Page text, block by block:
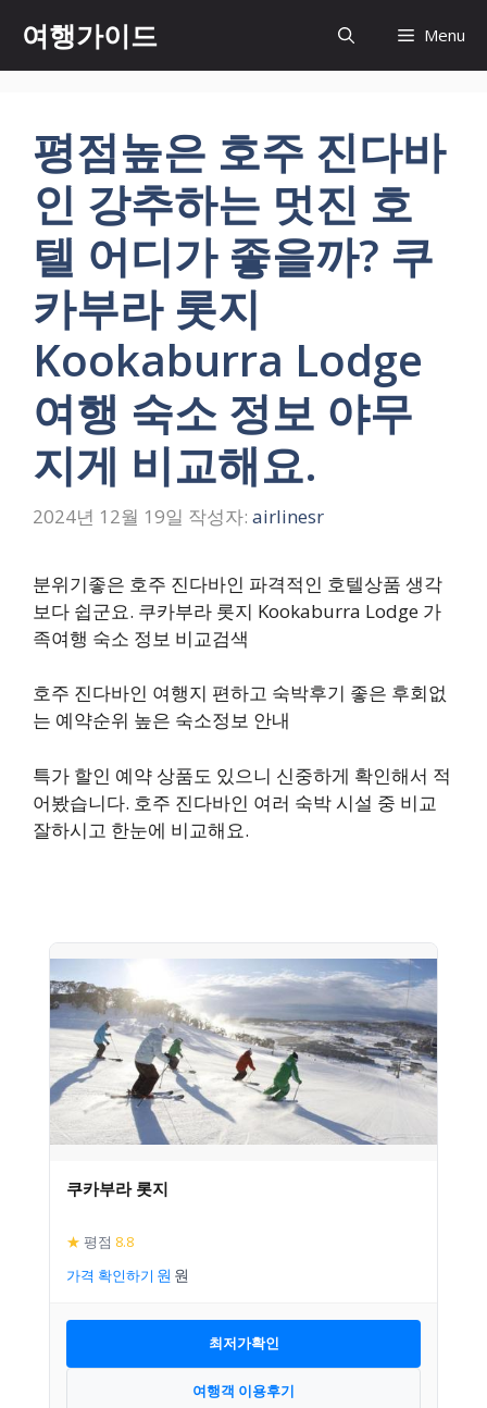
츠
여행가이드 Menu
평점높은 호주 진다바
인 강추하는 멋진 호
텔 어디가 좋을까? 쿠
카부라 롯지
Kookaburra Lodge
여행 숙소 정보 야무
지게 비교해요.
2024년 12월 19일 작성자: airlinesr
분위기좋은 호주 진다바인 파격적인 호텔상품 생각
보다 쉽군요. 쿠카부라 롯지 Kookaburra Lodge 가
족여행 숙소 정보 비교검색
호주 진다바인 여행지 편하고 숙박후기 좋은 후회없
는 예약순위 높은 숙소정보 안내
특가 할인 예약 상품도 있으니 신중하게 확인해서 적
어봤습니다. 호주 진다바인 여러 숙박 시설 중 비교
잘하시고 한눈에 비교해요.
쿠카부라 롯지
★ 평점 8.8
가격 확인하기
최저가확인
여행객 이용후기